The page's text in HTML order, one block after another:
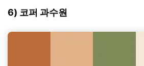
6) 코퍼 과수원